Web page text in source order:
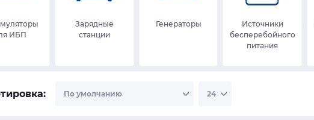
ИБП
Зарядные
станции
Генераторы
Источники
бесперебойного
питания